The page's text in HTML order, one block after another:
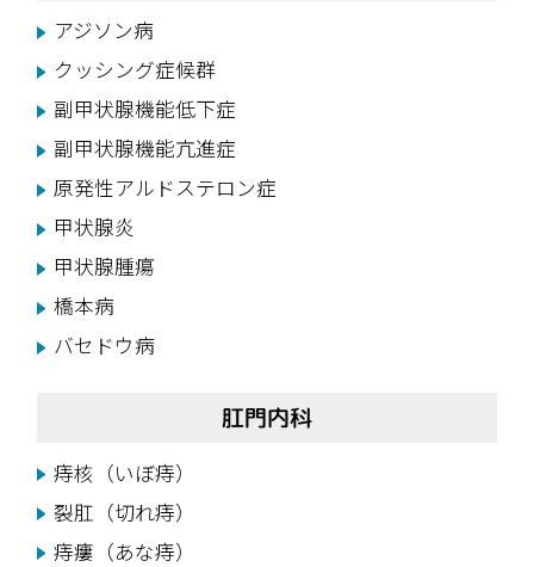
アジソン病
クッシング症候群
副甲状腺機能低下症
副甲状腺機能亢進症
原発性アルドステロン症
甲状腺炎
甲状腺腫瘍
橋本病
バセドウ病
肛門内科
痔核（いぼ痔）
裂肛（切れ痔）
痔瘻（あな痔）